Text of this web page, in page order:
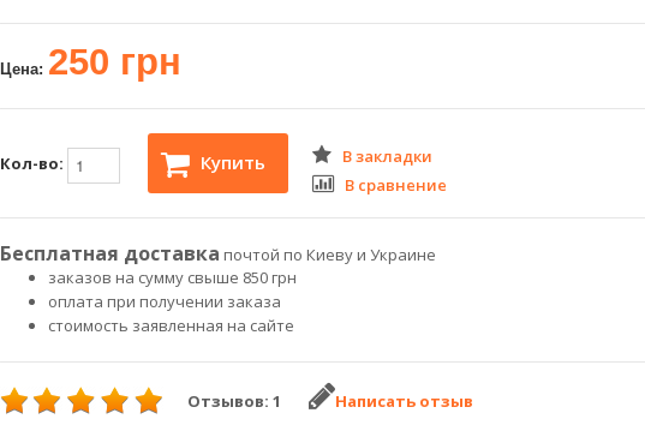
Цена: 250 грн
Кол-во: Купить
В закладки
В сравнение
Бесплатная доставка почтой по Киеву и Украине
заказов на сумму свыше 850 грн
оплата при получении заказа
стоимость заявленная на сайте
Отзывов: 1 Написать отзыв